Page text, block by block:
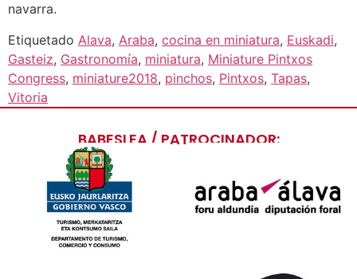
navarra.
Etiquetado Alava, Araba, cocina en miniatura, Euskadi,
Gasteiz, Gastronomía, miniatura, Miniature Pintxos
Congress, miniature2018, pinchos, Pintxos, Tapas,
Vitoria
BABESLEA / PATROCINADOR: